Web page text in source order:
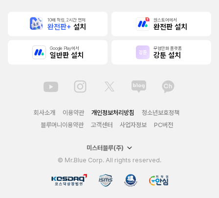
10배 적립, 2시간 먼저
완전판+ 설치
원스토어에서
완전판 설치
Google Play에서
일반판 설치
무협만화 플랫폼
강툰 설치
회사소개 이용약관 개인정보처리방침
청소년보호정책
블루머니이용약관
고객센터 사업자정보 PC버전
미스터블루(주)
© Mr.Blue Corp. All rights reserved.